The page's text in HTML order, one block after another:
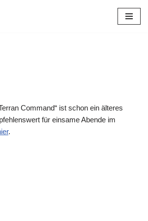
Command“ ist schon ein älteres
für einsame Abende im
.